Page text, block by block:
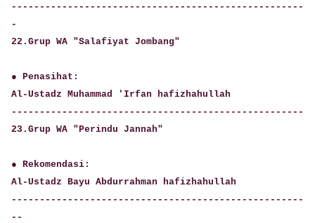
----------------------------------------------------
-
22.Grup WA "Salafiyat Jombang"
● Penasihat:
Al-Ustadz Muhammad 'Irfan hafizhahullah
----------------------------------------------------
23.Grup WA "Perindu Jannah"
● Rekomendasi:
Al-Ustadz Bayu Abdurrahman hafizhahullah
----------------------------------------------------
--